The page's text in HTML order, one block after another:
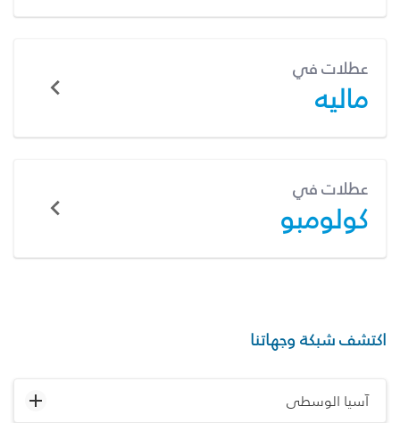
عطلات في
ماليه
عطلات في
كولومبو
اكتشف شبكة وجهاتنا
آسيا الوسطى